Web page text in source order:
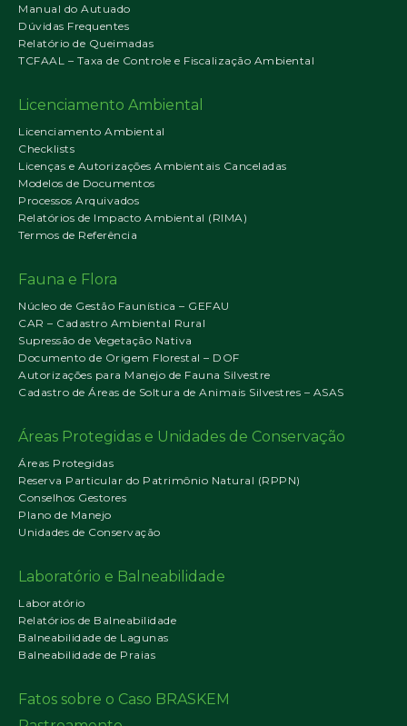
Manual do Autuado
Dúvidas Frequentes
Relatório de Queimadas
TCFAAL – Taxa de Controle e Fiscalização Ambiental
Licenciamento Ambiental
Licenciamento Ambiental
Checklists
Licenças e Autorizações Ambientais Canceladas
Modelos de Documentos
Processos Arquivados
Relatórios de Impacto Ambiental (RIMA)
Termos de Referência
Fauna e Flora
Núcleo de Gestão Faunística – GEFAU
CAR – Cadastro Ambiental Rural
Supressão de Vegetação Nativa
Documento de Origem Florestal – DOF
Autorizações para Manejo de Fauna Silvestre
Cadastro de Áreas de Soltura de Animais Silvestres – ASAS
Áreas Protegidas e Unidades de Conservação
Áreas Protegidas
Reserva Particular do Patrimônio Natural (RPPN)
Conselhos Gestores
Plano de Manejo
Unidades de Conservação
Laboratório e Balneabilidade
Laboratório
Relatórios de Balneabilidade
Balneabilidade de Lagunas
Balneabilidade de Praias
Fatos sobre o Caso BRASKEM